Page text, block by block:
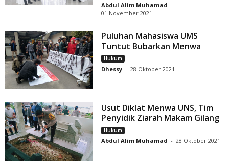
Abdul Alim Muhamad -
01 November 2021
Puluhan Mahasiswa UMS
Tuntut Bubarkan Menwa
Hukum
Dhessy - 28 Oktober 2021
Usut Diklat Menwa UNS, Tim
Penyidik Ziarah Makam Gilang
Hukum
Abdul Alim Muhamad - 28 Oktober 2021